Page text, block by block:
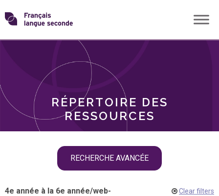
Skip
toTransformons
langue
RÉPERTOIRE DES
RESSOURCES
RECHERCHE AVANCÉE
THÈMES
4e année à la 6e année/web-
Clear filters